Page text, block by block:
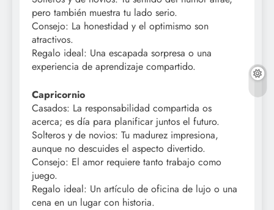
pero también muestra tu lado serio.
Consejo: La honestidad y el optimismo son
atractivos.
Regalo ideal: Una escapada sorpresa o una
experiencia de aprendizaje compartido.
Capricornio
Casados: La responsabilidad compartida os
acerca; es día para planificar juntos el futuro.
Solteros y de novios: Tu madurez impresiona,
aunque no descuides el aspecto divertido.
Consejo: El amor requiere tanto trabajo como
juego.
Regalo ideal: Un artículo de oficina de lujo o una
cena en un lugar con historia.